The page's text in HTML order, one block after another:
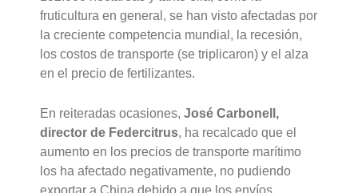
fruticultura en general, se han visto afectadas por
la creciente competencia mundial, la recesión,
los costos de transporte (se triplicaron) y el alza
en el precio de fertilizantes.
En reiteradas ocasiones,José Carbonell,
director de Federcitrus, ha recalcado que el
aumento en los precios de transporte marítimo
los ha afectado negativamente, no pudiendo
exportar a China debido a que los envíos